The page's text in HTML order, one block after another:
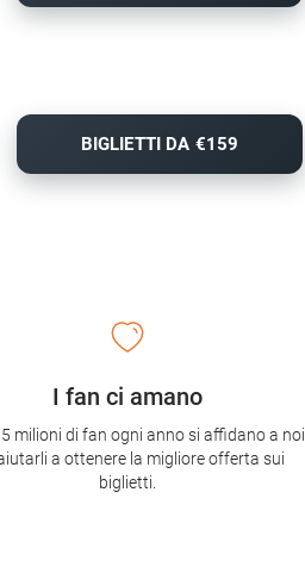
BIGLIETTI DA €159
I fan ci amano
milioni di fan ogni anno si affidano a noi
a ottenere la migliore offerta sui
biglietti.